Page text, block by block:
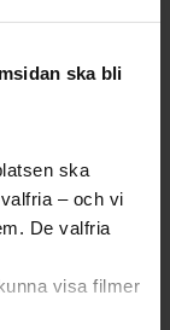
ska bli
ska
– och vi
De valfria
visa filmer
parter.
Här finns